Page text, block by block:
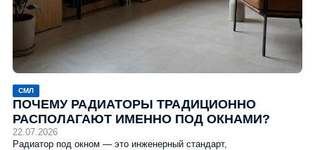
СМЛ
ПОЧЕМУ РАДИАТОРЫ ТРАДИЦИОННО
РАСПОЛАГАЮТ ИМЕННО ПОД ОКНАМИ?
22.07.2026
Радиатор под окном — это инженерный стандарт,